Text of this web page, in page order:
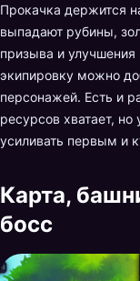
Прокачка держится
выпадают рубины,
призыва и улучшения
экипировку можно
персонажей. Есть и
ресурсов хватает,
усиливать первым и
Карта,
босс